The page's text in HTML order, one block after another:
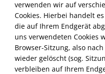
verwenden wir auf
Cookies. Hierbei handelt
die auf Ihrem Endgerät
uns verwendeten Cookies
Browser-Sitzung, also
wieder gelöscht (sog.
verbleiben auf Ihrem